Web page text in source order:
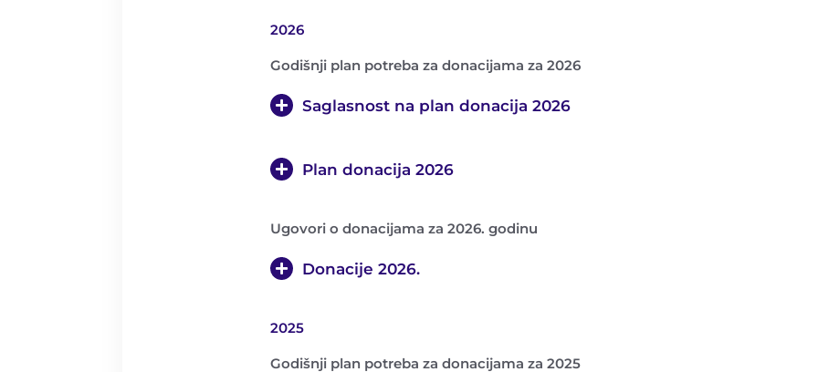
2026
Godišnji plan potreba za donacijama za 2026
Saglasnost na plan donacija 2026
Plan donacija 2026
Ugovori o donacijama za 2026. godinu
Donacije 2026.
2025
Godišnji plan potreba za donacijama za 2025